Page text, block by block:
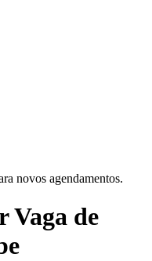
novos agendamentos.
Vaga de